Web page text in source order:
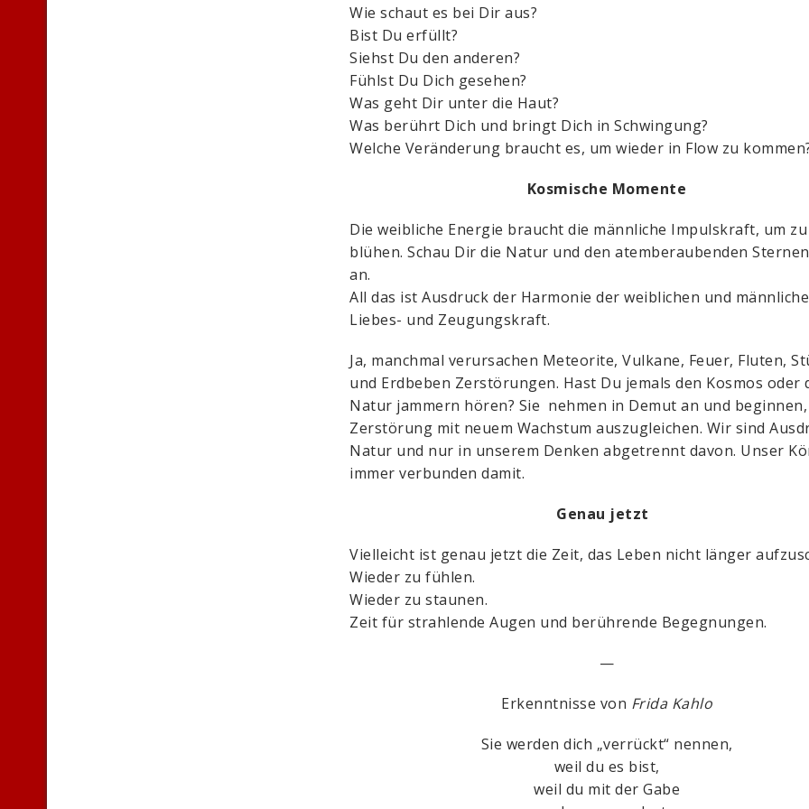
Wie schaut es bei Dir aus?
Bist Du erfüllt?
Siehst Du den anderen?
Fühlst Du Dich gesehen?
Was geht Dir unter die Haut?
Was berührt Dich und bringt Dich in Schwingung?
Welche Veränderung braucht es, um wieder in Flow zu
Kosmische Momente
Die weibliche Energie braucht die männliche Impulskraft, um zu
blühen. Schau Dir die Natur und den atemberaubenden
an.
All das ist Ausdruck der Harmonie der weiblichen und
Liebes- und Zeugungskraft.
Ja, manchmal verursachen Meteorite, Vulkane, Feuer, Fluten,
und Erdbeben Zerstörungen. Hast Du jemals den Kosmos oder
Natur jammern hören? Sie nehmen in Demut an und
Zerstörung mit neuem Wachstum auszugleichen. Wir sind
Natur und nur in unserem Denken abgetrennt davon. Unser
immer verbunden damit.
Genau jetzt
Vielleicht ist genau jetzt die Zeit, das Leben nicht länger
Wieder zu fühlen.
Wieder zu staunen.
Zeit für strahlende Augen und berührende Begegnungen.
—
Erkenntnisse von Frida Kahlo
Sie werden dich „verrückt“ nennen,
weil du es bist,
weil du mit der Gabe